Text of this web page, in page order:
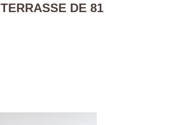
DE 81